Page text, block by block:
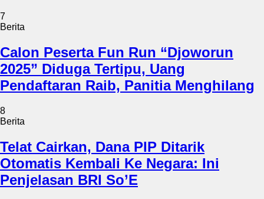
7
Berita
Calon Peserta Fun Run “Djoworun
2025” Diduga Tertipu, Uang
Pendaftaran Raib, Panitia Menghilang
8
Berita
Telat Cairkan, Dana PIP Ditarik
Otomatis Kembali Ke Negara: Ini
Penjelasan BRI So’E